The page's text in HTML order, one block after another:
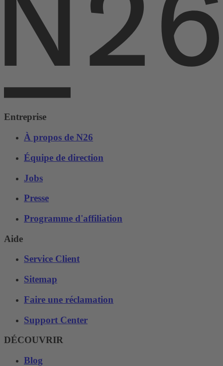
Entreprise
À propos de N26
Équipe de direction
Jobs
Presse
Programme d'affiliation
Aide
Service Client
Sitemap
Faire une réclamation
Support Center
DÉCOUVRIR
Blog